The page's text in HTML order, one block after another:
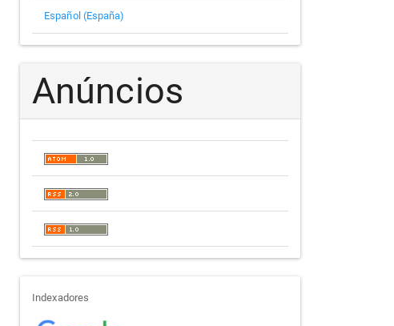
Español (España)
Anúncios
indexadores
Indexadores